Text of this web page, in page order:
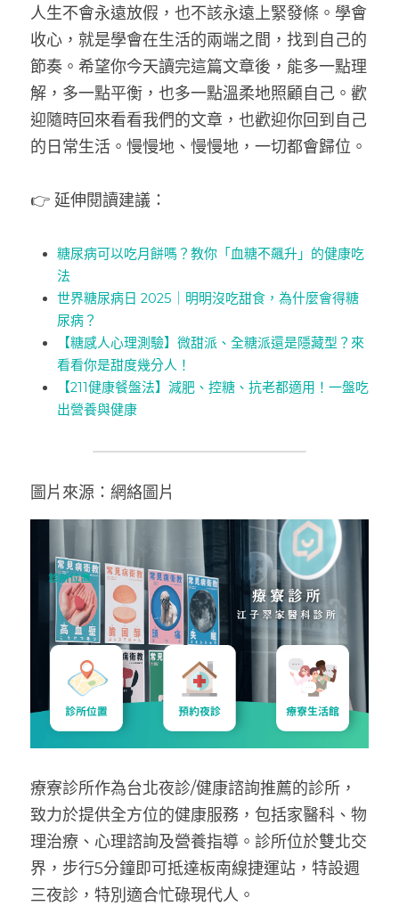
人生不會永遠放假，也不該永遠上緊發條。學會
收心，就是學會在生活的兩端之間，找到自己的
節奏。希望你今天讀完這篇文章後，能多一點理
解，多一點平衡，也多一點溫柔地照顧自己。歡
迎隨時回來看看我們的文章，也歡迎你回到自己
的日常生活。慢慢地、慢慢地，一切都會歸位。
👉 延伸閱讀建議：
糖尿病可以吃月餅嗎？教你「血糖不飆升」的健康吃
法
世界糖尿病日 2025｜明明沒吃甜食，為什麼會得糖
尿病？
【糖感人心理測驗】微甜派、全糖派還是隱藏型？來
看看你是甜度幾分人！
【211健康餐盤法】減肥、控糖、抗老都適用！一盤吃
出營養與健康
圖片來源：網絡圖片
療寮診所作為台北夜診/健康諮詢推薦的診所，
致力於提供全方位的健康服務，包括家醫科、物
理治療、心理諮詢及營養指導。診所位於雙北交
界，步行5分鐘即可抵達板南線捷運站，特設週
三夜診，特別適合忙碌現代人。